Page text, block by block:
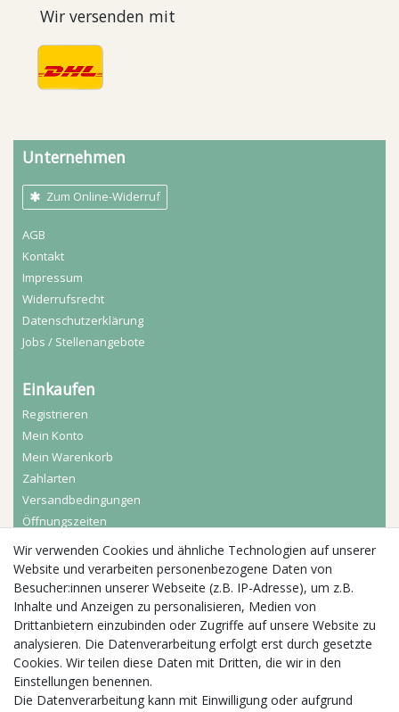
Wir versenden mit
Unternehmen
Zum Online-Widerruf
AGB
Kontakt
Impressum
Widerrufs­recht
Daten­schutz­erklärung
Jobs / Stellenangebote
Einkaufen
Registrieren
Mein Konto
Mein Warenkorb
Zahlarten
Versandbedingungen
Öffnungszeiten
Aktuelles
Busgruppen
Kindergeburtstage
Kindergartenausflug
Schulklassenausflug
Zwillingsrabatt
Wir verwenden Cookies und ähnliche Technologien auf unserer
Website und verarbeiten personenbezogene Daten von
Besucher:innen unserer Webseite (z.B. IP-Adresse), um z.B.
Inhalte und Anzeigen zu personalisieren, Medien von
Drittanbietern einzubinden oder Zugriffe auf unsere Website zu
analysieren. Die Datenverarbeitung erfolgt erst durch gesetzte
Cookies. Wir teilen diese Daten mit Dritten, die wir in den
Einstellungen benennen.
Die Datenverarbeitung kann mit Einwilligung oder aufgrund